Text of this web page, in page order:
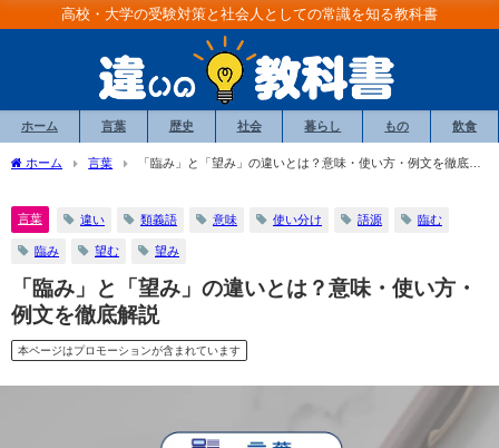
高校・大学の受験対策と社会人としての常識を知る教科書
ホーム 言葉 歴史 社会 暮らし もの 飲食
ホーム 言葉
「臨み」と「望み」の違いとは？意味・使い方・例文を徹底解
言葉 違い 類義語 意味 使い分け 語源 臨む
臨み 望む 望み
「臨み」と「望み」の違いとは？意味・使い方・
例文を徹底解説
本ページはプロモーションが含まれています